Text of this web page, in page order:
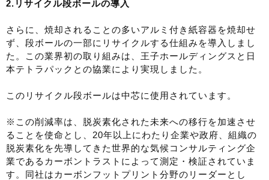
2. リサイクル段ボールの導入
さらに、焼却されることの多いアルミ付き紙容器を焼却せ
ず、段ボールの一部にリサイクルする仕組みを導入しまし
た。この業界初の取り組みは、王子ホールディングスと日
本テトラパックとの協業により実現しました。
このリサイクル段ボールは中芯に使用されています。
※この削減率は、脱炭素化された未来への移行を加速させ
ることを使命とし、20年以上にわたり企業や政府、組織の
脱炭素化を先導してきた世界的な気候コンサルティング企
業であるカーボントラストによって測定・検証されていま
す。同社はカーボンフットプリント分野のリーダーとし